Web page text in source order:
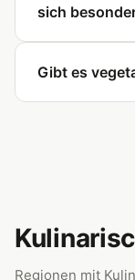
sich
Gibt es
Regionen mit